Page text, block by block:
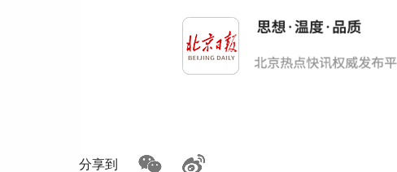
分享到